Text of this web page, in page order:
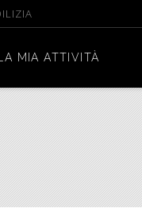
LA MIA ATTIVITÀ